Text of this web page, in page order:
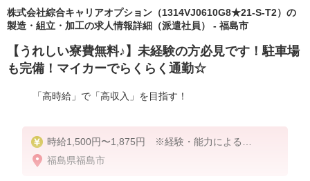
株式会社綜合キャリアオプション（1314VJ0610G8★21-S-T2）の
製造・組立・加工の求人情報詳細（派遣社員） - 福島市
【うれしい寮費無料♪】未経験の方必見です！駐車場
も完備！マイカーでらくらく通勤☆
「高時給」で「高収入」を目指す！
時給1,500円〜1,875円 ※経験・能力による
※深夜手当含む ※研修期間の時給変動なし
【月収例】29万円(7時間20分×24日+深夜手当)
福島県福島市